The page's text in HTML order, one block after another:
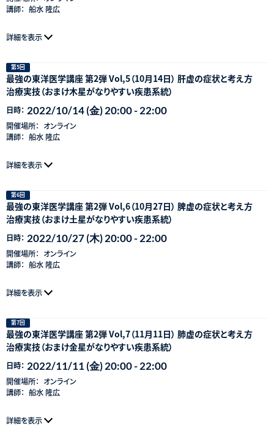
講師： 船水 隆広
詳細を表示
第5回
最強の東洋医学講座 第2弾 Vol,5（10月14日） 肝虚の症状と考え方
治療実技（おまけ木星がなりやすい疾患系統）
日時： 2022/10/14 (金) 20:00 - 22:00
開催場所： オンライン
講師： 船水 隆広
詳細を表示
第6回
最強の東洋医学講座 第2弾 Vol,6（10月27日） 脾虚の症状と考え方
治療実技（おまけ土星がなりやすい疾患系統）
日時： 2022/10/27 (木) 20:00 - 22:00
開催場所： オンライン
講師： 船水 隆広
詳細を表示
第7回
最強の東洋医学講座 第2弾 Vol,7（11月11日） 肺虚の症状と考え方
治療実技（おまけ金星がなりやすい疾患系統）
日時： 2022/11/11 (金) 20:00 - 22:00
開催場所： オンライン
講師： 船水 隆広
詳細を表示